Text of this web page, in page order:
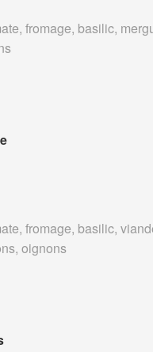
fromage, basilic,
fromage, basilic,
oignons